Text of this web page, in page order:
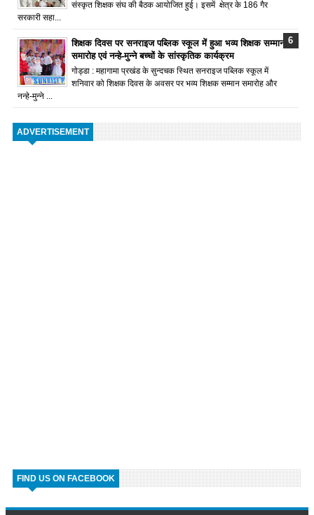
संस्कृत शिक्षक संघ की बैठक आयोजित हुई। इसमें क्षेत्र के 186 गैर
सरकारी सहा...
शिक्षक दिवस पर सनराइज पब्लिक स्कूल में हुआ भव्य शिक्षक सम्मान
समारोह एवं नन्हे-मुन्ने बच्चों के सांस्कृतिक कार्यक्रम
गोड्डा : महागामा प्रखंड के सुन्दचक स्थित सनराइज पब्लिक स्कूल में
शनिवार को शिक्षक दिवस के अवसर पर भव्य शिक्षक सम्मान समारोह और
नन्हे-मुन्ने ...
ADVERTISEMENT
FIND US ON FACEBOOK